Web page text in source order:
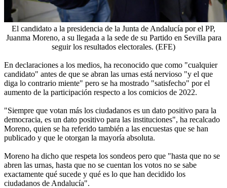
El candidato a la presidencia de la Junta de Andalucía por el PP,
Juanma Moreno, a su llegada a la sede de su Partido en Sevilla para
seguir los resultados electorales. (EFE)
En declaraciones a los medios, ha reconocido que como "cualquier
candidato" antes de que se abran las urnas está nervioso "y el que
diga lo contrario miente" pero se ha mostrado "satisfecho" por el
aumento de la participación respecto a los comicios de 2022.
"Siempre que votan más los ciudadanos es un dato positivo para la
democracia, es un dato positivo para las instituciones", ha recalcado
Moreno, quien se ha referido también a las encuestas que se han
publicado y que le otorgan la mayoría absoluta.
Moreno ha dicho que respeta los sondeos pero que "hasta que no se
abren las urnas, hasta que no se cuentan los votos no se sabe
exactamente qué sucede y qué es lo que han decidido los
ciudadanos de Andalucía".